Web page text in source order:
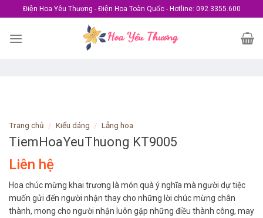
to
content
Điện Hoa Yêu Thương - Điện Hoa Toàn Quốc - Hotline: 092.3355.600
Trang chủ / Kiểu dáng / Lẵng hoa
TiemHoaYeuThuong KT9005
Liên hệ
Hoa chúc mừng khai trương là món quà ý nghĩa mà người dự tiệc
muốn gửi đến người nhận thay cho những lời chúc mừng chân
thành, mong cho người nhận luôn gặp những điều thành công, may